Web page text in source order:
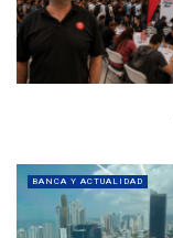
BANCA Y ACTUALIDAD